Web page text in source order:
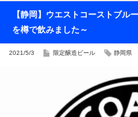
【静岡】ウエストコーストブル
を樽で飲みました～
2021/5/3 限定醸造ビール 静岡県